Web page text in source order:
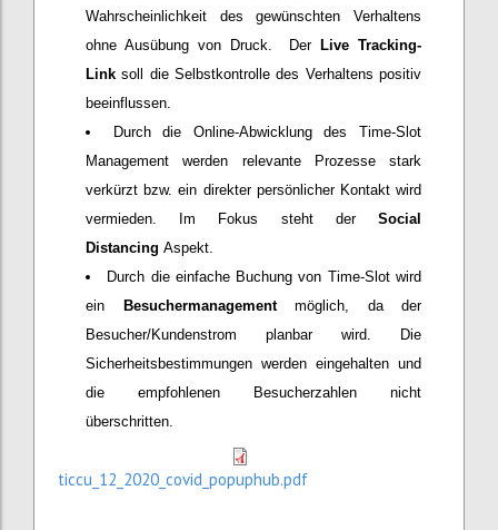
Wahrscheinlichkeit des gewünschten Verhaltens
ohne Ausübung von Druck. Der Live Tracking-
Link soll die Selbstkontrolle des Verhaltens positiv
beeinflussen.
Durch die Online-Abwicklung des Time-Slot
Management werden relevante Prozesse stark
verkürzt bzw. ein direkter persönlicher Kontakt wird
vermieden. Im Fokus steht der Social
Distancing Aspekt.
Durch die einfache Buchung von Time-Slot wird
ein
Besuchermanagement möglich, da der
Besucher/Kundenstrom planbar wird. Die
Sicherheitsbestimmungen werden eingehalten und
die empfohlenen Besucherzahlen nicht
überschritten.
ticcu_12_2020_covid_popuphub.pdf